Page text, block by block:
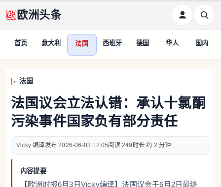
欧洲头条
首页 意大利 法国 西班牙 德国 华人 国内
法国
法国议会立法认错：承认十氯酮
污染事件国家负有部分责任
Vicky 编译 2026-06-03 12:05 249 约 2 分钟
内容提要
【欧洲时报6月3日Vicky编译】法国议会于6月2日最终